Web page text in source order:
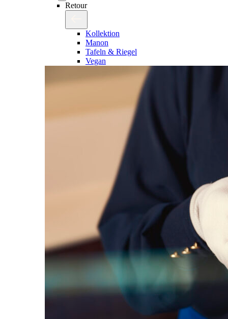
Retour
Kollektion
Manon
Tafeln & Riegel
Vegan